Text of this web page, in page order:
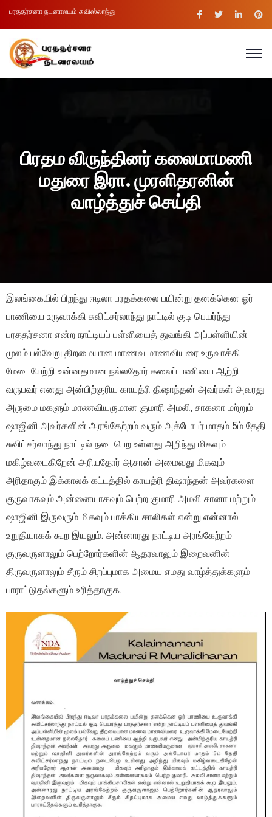
பரததர்சனா நடனாலயம் சுவிஸ்லாந்து
பிரதம விருந்தினர் கலைமாமணி
மதுரை இரா. முரளிதரனின்
வாழ்த்துச் செய்தி
இலங்கையில் பிறந்து ஈடிலா பரதக்கலை பயின்று தனக்கென ஓர்
பாணியை உருவாக்கி சுவிட்சர்லாந்து நாட்டில் குடி பெயர்ந்து
பரததர்சனா என்ற நாட்டியப் பள்ளியைத் துவங்கி அப்பள்ளியின்
மூலம் பல்வேறு திறமையான மாணவ மாணவியரை உருவாக்கி
மேடையேற்றி உன்னதமான நல்லதோர் கலைப் பணியை ஆற்றி
வருபவர் எனது அன்பிற்குரிய காயத்ரி திஷாந்தன் அவர்கள் அவரது
அருமை மகளும் மாணவியருமான குமாரி அமலி, சாகனா மற்றும்
ஷாஜினி அவர்களின் அரங்கேற்றம் வரும் அக்டோபர் மாதம் 5ம் தேதி
சுவிட்சர்லாந்து நாட்டில் நடைபெற உள்ளது அறிந்து மிகவும்
மகிழ்வடைகிறேன் அரியதோர் ஆசான் அமைவது மிகவும்
அரிதாகும் இக்காலக் கட்டத்தில் காயத்ரி திஷாந்தன் அவர்களை
குருவாகவும் அன்னையாகவும் பெற்ற குமாரி அமலி சானா மற்றும்
ஷாஜினி இருவரும் மிகவும் பாக்கியசாலிகள் என்று என்னால்
உறுதியாகக் கூற இயலும். அன்னாரது நாட்டிய அரங்கேற்றம்
குருவருளாலும் பெற்றோர்களின் ஆதரவாலும் இறைவனின்
திருவருளாலும் சீரும் சிறப்புமாக அமைய எமது வாழ்த்துக்களும்
பாராட்டுதல்களும் உரித்தாகுக.